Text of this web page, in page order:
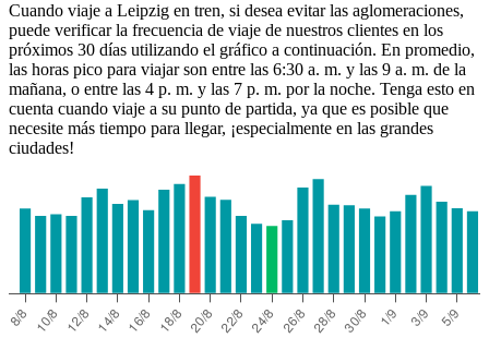
Cuando viaje a Leipzig en tren, si desea evitar las aglomeraciones,
puede verificar la frecuencia de viaje de nuestros clientes en los
próximos 30 días utilizando el gráfico a continuación. En promedio,
las horas pico para viajar son entre las 6:30 a. m. y las 9 a. m. de la
mañana, o entre las 4 p. m. y las 7 p. m. por la noche. Tenga esto en
cuenta cuando viaje a su punto de partida, ya que es posible que
necesite más tiempo para llegar, ¡especialmente en las grandes
ciudades!